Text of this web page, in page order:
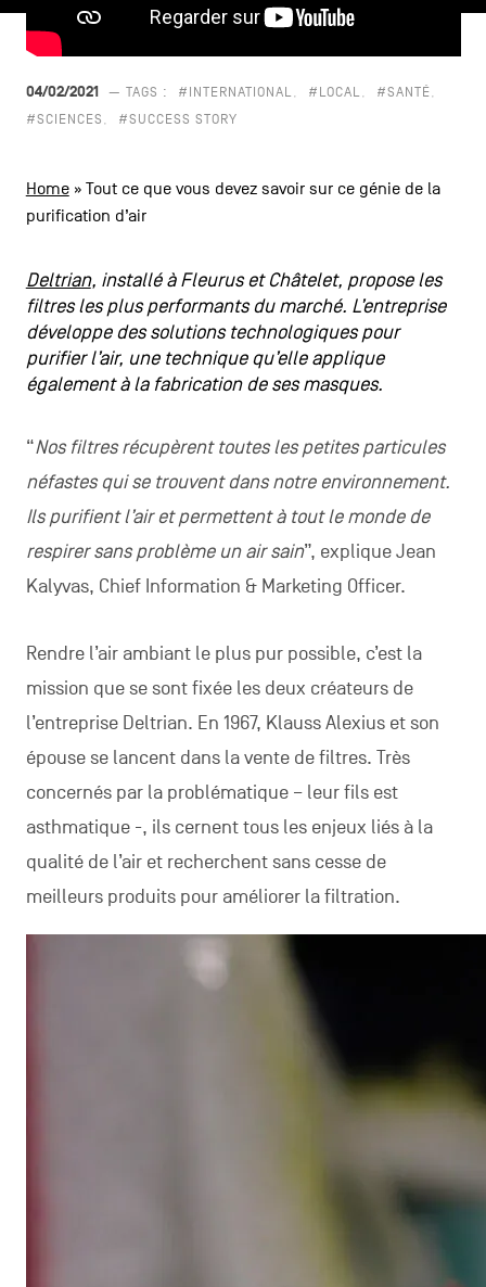
MENTIONS LÉGALES
COOKIES POLICY
POLITIQUE VIE PRIVÉE
FacebookInstagram
FR NL EN
04/02/2021 — TAGS : #INTERNATIONAL #LOCAL
#SANTÉ
#SCIENCES
#SUCCESS STORY
Home» Tout ce que vous devez savoir sur ce génie de la
purification d’air
Deltrian, installé à Fleurus et Châtelet, propose les
filtres les plus performants du marché. L’entreprise
développe des solutions technologiques pour
purifier l’air, une technique qu’elle applique
également à la fabrication de ses masques.
“Nos filtres récupèrent toutes les petites particules
néfastes qui se trouvent dans notre environnement.
Ils purifient l’air et permettent à tout le monde de
respirer sans problème un air sain”, explique Jean
Kalyvas, Chief Information & Marketing Officer.
Rendre l’air ambiant le plus pur possible, c’est la
mission que se sont fixée les deux créateurs de
l’entreprise Deltrian. En 1967, Klauss Alexius et son
épouse se lancent dans la vente de filtres. Très
concernés par la problématique – leur fils est
asthmatique -, ils cernent tous les enjeux liés à la
qualité de l’air et recherchent sans cesse de
meilleurs produits pour améliorer la filtration.